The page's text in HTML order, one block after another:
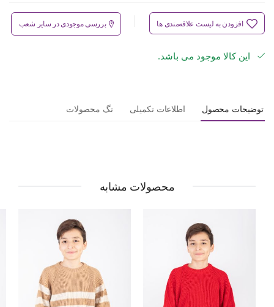
افزودن به لیست علاقه‌مندی ها بررسی موجودی در سایر شعب
این کالا موجود می باشد.
توضیحات محصول اطلاعات تکمیلی تگ محصولات
محصولات مشابه